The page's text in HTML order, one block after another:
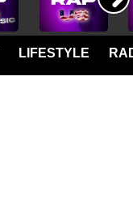
LIFESTYLE